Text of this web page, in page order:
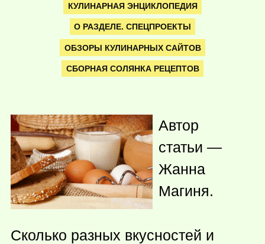
КУЛИНАРНАЯ ЭНЦИКЛОПЕДИЯ
О РАЗДЕЛЕ. СПЕЦПРОЕКТЫ
ОБЗОРЫ КУЛИНАРНЫХ САЙТОВ
СБОРНАЯ СОЛЯНКА РЕЦЕПТОВ
Автор
статьи —
Жанна
Магиня.
Сколько разных вкусностей и